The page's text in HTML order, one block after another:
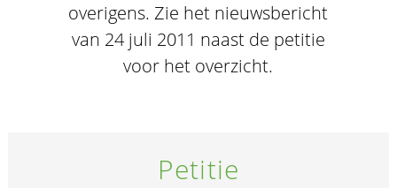
overigens. Zie het nieuwsbericht
van 24 juli 2011 naast de petitie
voor het overzicht.
Petitie